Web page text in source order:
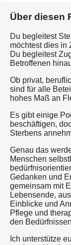
Über diesen
Du begleitest
möchtest dies in
Du begleitest
Betroffenen
Ob privat,
sind für alle
hohes Maß an
Es gibt einige
beschäftigen,
Sterbens
Genau das
Menschen
Gedanken und
gemeinsam mit
Lebensende,
Einblicke und
Pflege und
den
Ich unterstütze